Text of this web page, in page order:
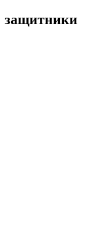
защитники